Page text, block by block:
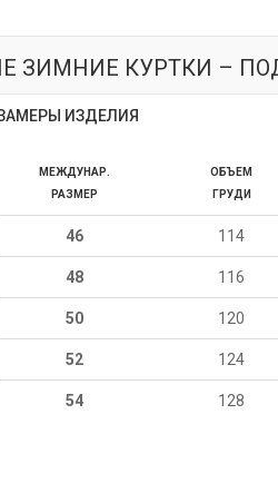
ЗИМНИЕ КУРТКИ –
ИЗДЕЛИЯ
МЕЖДУНАР.
РАЗМЕР
ОБЪЕМ
ГРУДИ
46 114
48 116
50 120
52 124
54 128